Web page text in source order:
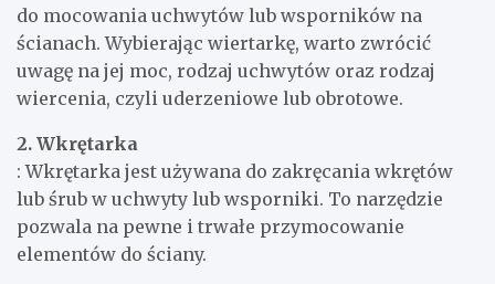
do mocowania uchwytów lub wsporników na
ścianach. Wybierając wiertarkę, warto zwrócić
uwagę na jej moc, rodzaj uchwytów oraz rodzaj
wiercenia, czyli uderzeniowe lub obrotowe.
2. Wkrętarka
: Wkrętarka jest używana do zakręcania wkrętów
lub śrub w uchwyty lub wsporniki. To narzędzie
pozwala na pewne i trwałe przymocowanie
elementów do ściany.